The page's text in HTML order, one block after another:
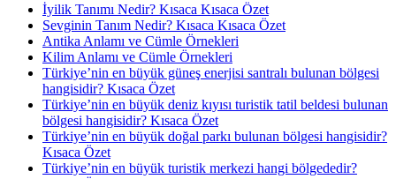
İyilik Tanımı Nedir? Kısaca Kısaca Özet
Sevginin Tanım Nedir? Kısaca Kısaca Özet
Antika Anlamı ve Cümle Örnekleri
Kilim Anlamı ve Cümle Örnekleri
Türkiye’nin en büyük güneş enerjisi santralı bulunan bölgesi
hangisidir? Kısaca Özet
Türkiye’nin en büyük deniz kıyısı turistik tatil beldesi bulunan
bölgesi hangisidir? Kısaca Özet
Türkiye’nin en büyük doğal parkı bulunan bölgesi hangisidir?
Kısaca Özet
Türkiye’nin en büyük turistik merkezi hangi bölgededir?